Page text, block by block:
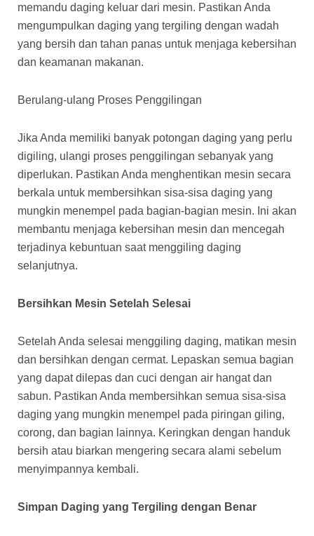
memandu daging keluar dari mesin. Pastikan Anda
mengumpulkan daging yang tergiling dengan wadah
yang bersih dan tahan panas untuk menjaga kebersihan
dan keamanan makanan.
Berulang-ulang Proses Penggilingan
Jika Anda memiliki banyak potongan daging yang perlu
digiling, ulangi proses penggilingan sebanyak yang
diperlukan. Pastikan Anda menghentikan mesin secara
berkala untuk membersihkan sisa-sisa daging yang
mungkin menempel pada bagian-bagian mesin. Ini akan
membantu menjaga kebersihan mesin dan mencegah
terjadinya kebuntuan saat menggiling daging
selanjutnya.
Bersihkan Mesin Setelah Selesai
Setelah Anda selesai menggiling daging, matikan mesin
dan bersihkan dengan cermat. Lepaskan semua bagian
yang dapat dilepas dan cuci dengan air hangat dan
sabun. Pastikan Anda membersihkan semua sisa-sisa
daging yang mungkin menempel pada piringan giling,
corong, dan bagian lainnya. Keringkan dengan handuk
bersih atau biarkan mengering secara alami sebelum
menyimpannya kembali.
Simpan Daging yang Tergiling dengan Benar